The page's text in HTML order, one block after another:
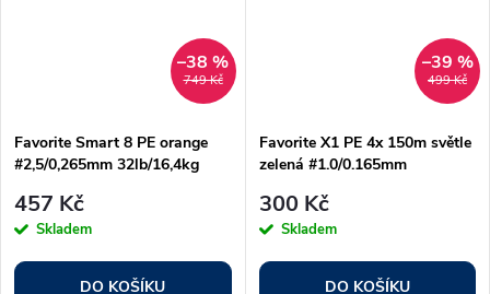
749 Kč
–38 %
Favorite Smart 8 PE orange
#2,5/0,265mm 32lb/16,4kg
457 Kč
Skladem
DO KOŠÍKU
499 Kč
–39 %
Favorite X1 PE 4x 150m světle
zelená #1.0/0.165mm
300 Kč
Skladem
DO KOŠÍKU